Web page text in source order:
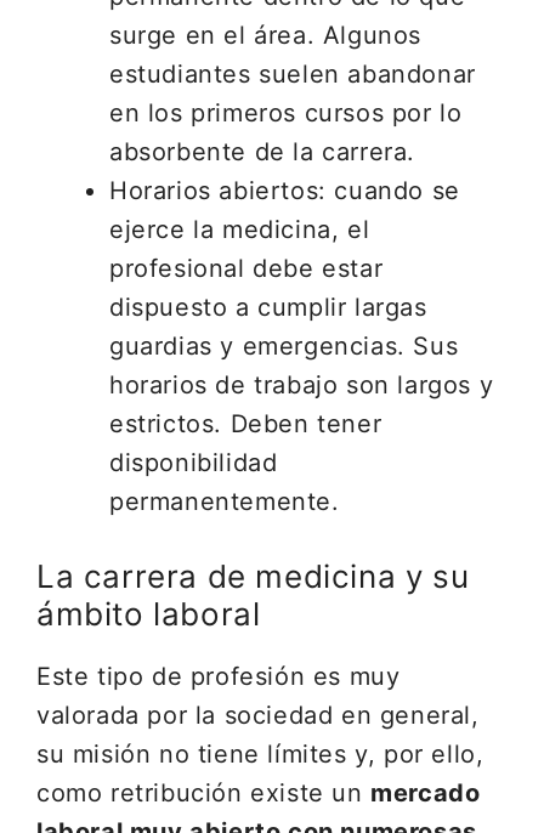
surge en el área. Algunos
estudiantes suelen abandonar
en los primeros cursos por lo
absorbente de la carrera.
Horarios abiertos: cuando se
ejerce la medicina, el
profesional debe estar
dispuesto a cumplir largas
guardias y emergencias. Sus
horarios de trabajo son largos y
estrictos. Deben tener
disponibilidad
permanentemente.
La carrera de medicina y su
ámbito laboral
Este tipo de profesión es muy
valorada por la sociedad en general,
su misión no tiene límites y, por ello,
como retribución existe un mercado